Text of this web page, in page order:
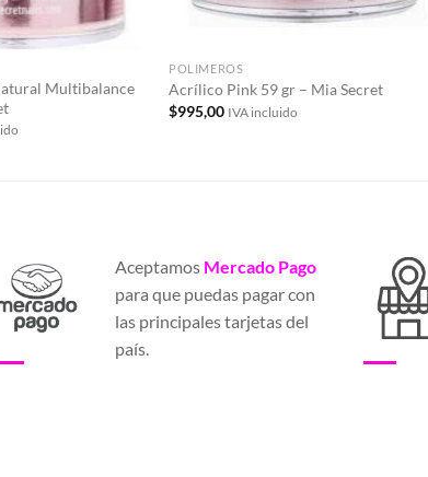
Multibalance
POLIMEROS
Acrílico Pink 59 gr – Mia Secret
$995,00 IVA incluido
Aceptamos Mercado Pago
para que puedas pagar con
las principales tarjetas del
país.